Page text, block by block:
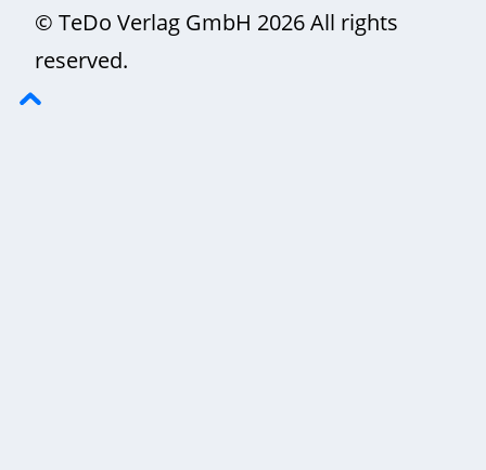
© TeDo Verlag GmbH 2026 All rights
reserved.